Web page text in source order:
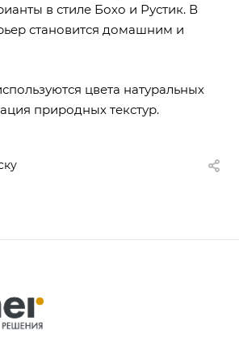
в стиле Бохо и Рустик. В
становится домашним и
цвета натуральных
природных текстур.